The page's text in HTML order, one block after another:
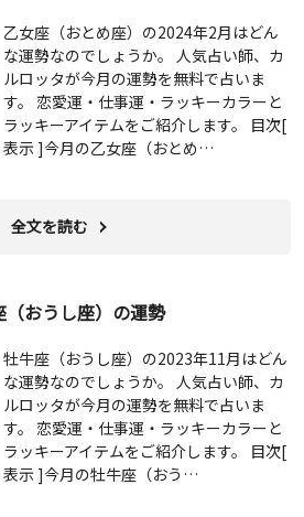
乙女座（おとめ座）の2024年2月はどん
な運勢なのでしょうか。 人気占い師、カ
ルロッタが今月の運勢を無料で占いま
す。 恋愛運・仕事運・ラッキーカラーと
ラッキーアイテムをご紹介します。 目次[
表示 ]今月の乙女座（おとめ…
全文を読む
（おうし座）の運勢
牡牛座（おうし座）の2023年11月はどん
な運勢なのでしょうか。 人気占い師、カ
ルロッタが今月の運勢を無料で占いま
す。 恋愛運・仕事運・ラッキーカラーと
ラッキーアイテムをご紹介します。 目次[
表示 ]今月の牡牛座（おう…